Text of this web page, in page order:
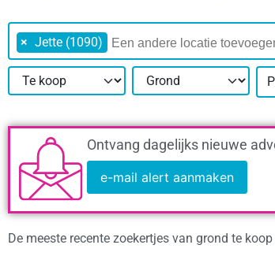
× Jette (1090)
Ontvang dagelijks nieuwe
e-mail alert aanmaken
De meeste recente zoekertjes van grond te